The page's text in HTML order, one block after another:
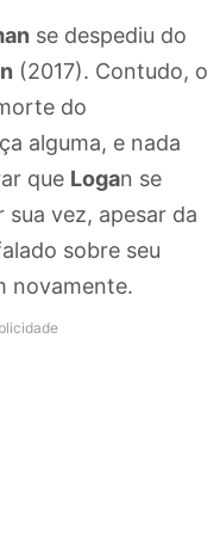
se despediu do
(2017). Contudo, o
do
alguma, e nada
que Logan se
vez, apesar da
sobre seu
novamente.